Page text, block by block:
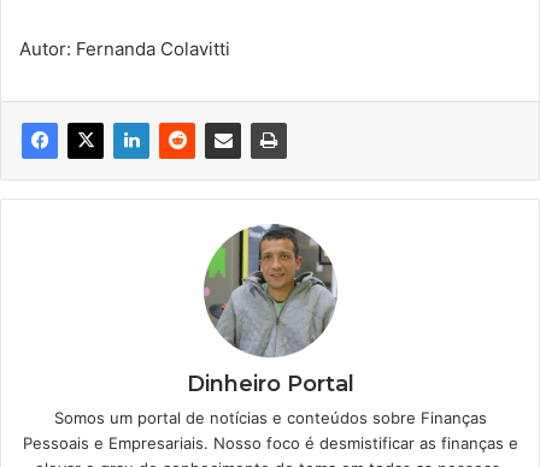
Autor: Fernanda Colavitti
Dinheiro Portal
Somos um portal de notícias e conteúdos sobre Finanças
Pessoais e Empresariais. Nosso foco é desmistificar as finanças e